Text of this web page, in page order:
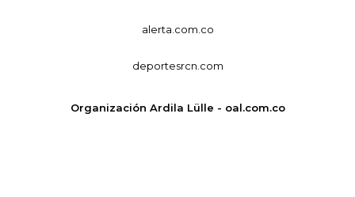
alerta.com.co
deportesrcn.com
Organización Ardila Lülle - oal.com.co